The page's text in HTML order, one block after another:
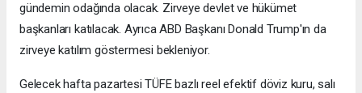
gündemin odağında olacak. Zirveye devlet ve hükümet
başkanları katılacak. Ayrıca ABD Başkanı Donald Trump'ın da
zirveye katılım göstermesi bekleniyor.
Gelecek hafta pazartesi TÜFE bazlı reel efektif döviz kuru, salı